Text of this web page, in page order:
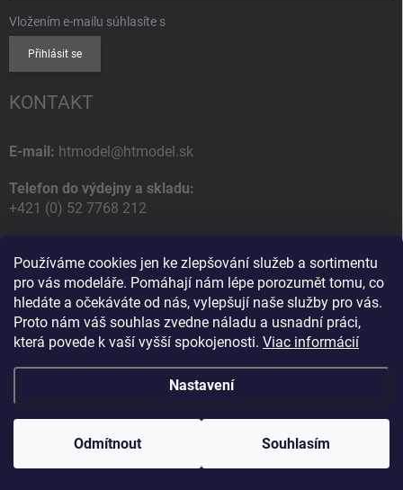
Používáme cookies jen ke zlepšování služeb a sortimentu
pro vás modeláře. Pomáhají nám lépe porozumět tomu, co
hledáte a očekáváte od nás, vylepšují naše služby pro vás.
Proto nám váš souhlas zvedne náladu a usnadní práci,
která povede k vaší vyšší spokojenosti. Viac informácií
Nastavení
Odmítnout Souhlasím
Vložením e-mailu súhlasíte s
Přihlásit se
KONTAKT
E-mail: htmodel@htmodel.sk
Telefon do výdejny a skladu:
+421 (0) 52 7768 212
HT model
Na letisko 49
058 01 Poprad
Slovenská Republika
Vytvořil Shoptet
Copyright 2026HT model. Všechna práva vyhrazena.Upravit nastavení